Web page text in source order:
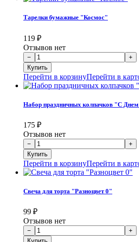
Тарелки бумажные "Космос"
119 ₽
Отзывов нет
Перейти в корзинуПерейти в
Набор праздничных колпачков "С
175 ₽
Отзывов нет
Перейти в корзинуПерейти в
Свеча для торта "Разноцвет 0"
99 ₽
Отзывов нет